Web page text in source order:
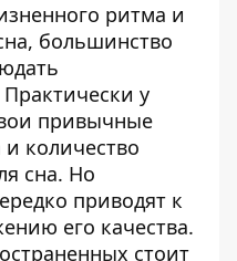
ритма и
большинство
у
привычные
количество
сна. Но
приводят к
его качества.
стоит